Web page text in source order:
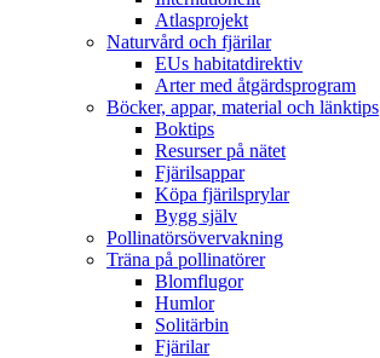
Atlasprojekt
Naturvård och fjärilar
EUs habitatdirektiv
Arter med åtgärdsprogram
Böcker, appar, material och länktips
Boktips
Resurser på nätet
Fjärilsappar
Köpa fjärilsprylar
Bygg själv
Pollinatörsövervakning
Träna på pollinatörer
Blomflugor
Humlor
Solitärbin
Fjärilar